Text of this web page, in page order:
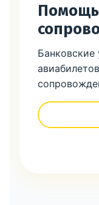
Банковские